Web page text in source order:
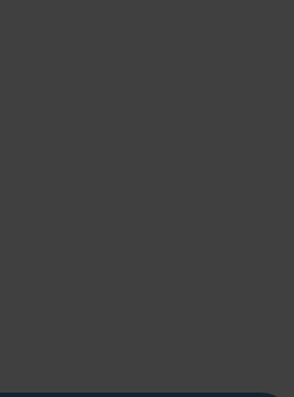
17.000
COM
CARGA